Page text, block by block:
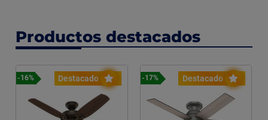
Productos destacados
Destacado
-16% Destacado
-17%